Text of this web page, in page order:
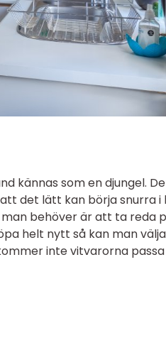
kännas som en djungel.
det lätt kan börja snurra i
behöver är att ta reda
helt nytt så kan man
inte vitvarorna